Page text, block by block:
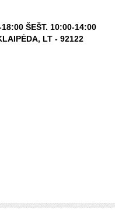
ŠEŠT. 10:00-14:00
LT - 92122